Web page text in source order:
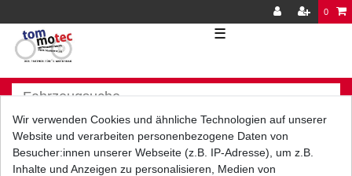
0
☰
Wir verwenden Cookies und ähnliche Technologien auf unserer
Website und verarbeiten personenbezogene Daten von
Besucher:innen unserer Webseite (z.B. IP-Adresse), um z.B.
Inhalte und Anzeigen zu personalisieren, Medien von